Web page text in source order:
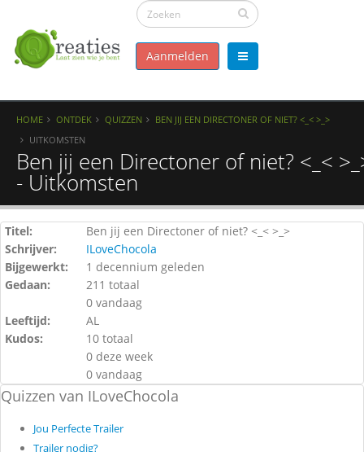
Aanmelden
HOME ONTDEK QUIZZEN
BEN JIJ EEN DIRECTONER OF NIET? <_< >_>
UITKOMSTEN
Ben jij een Directoner of niet? <_<
- Uitkomsten
Titel:
Ben jij een Directoner of niet? <_< >_>
Schrijver:
ILoveChocola
Bijgewerkt:
1 decennium geleden
Gedaan:
211 totaal
0 vandaag
Leeftijd:
AL
Kudos:
10 totaal
0 deze week
0 vandaag
Quizzen van ILoveChocola
Jou Perfecte Trailer
Trailer nodig?